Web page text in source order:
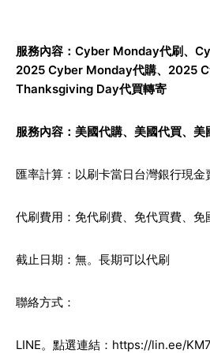
服務內容： Cyber Monday代刷、
2025 Cyber Monday代購、2025
Thanksgiving Day代買轉寄
服務內容： 美國代購、 美國代買、 美
匯率計算：以刷卡當日台灣銀行現
代刷費用：免代刷費、免代買費、免
截止日期：無。長期可以代刷
聯絡方式：
LINE。點選連結： https://lin.ee/